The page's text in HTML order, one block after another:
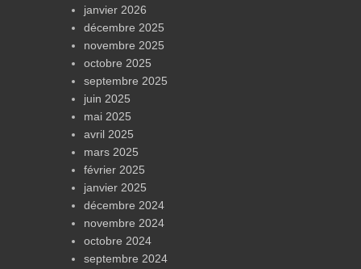
janvier 2026
décembre 2025
novembre 2025
octobre 2025
septembre 2025
juin 2025
mai 2025
avril 2025
mars 2025
février 2025
janvier 2025
décembre 2024
novembre 2024
octobre 2024
septembre 2024